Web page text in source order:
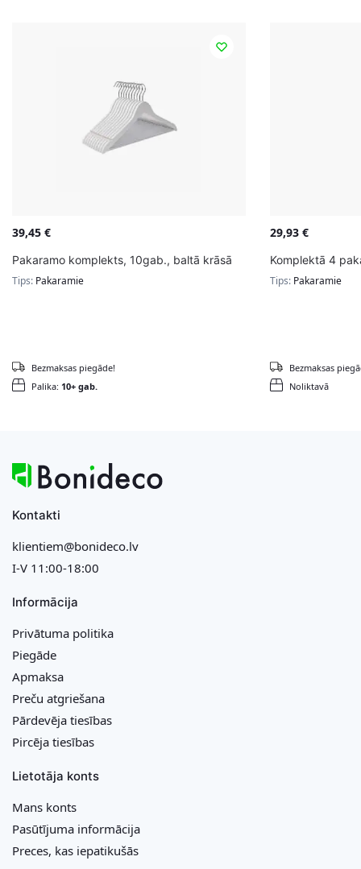
39,45 €
Pakaramo komplekts, 10gab., baltā krāsā
Tips: Pakaramie
Palika: 10+ gab.
Bezmaksas piegāde!
29,93 €
Komplektā 4
Tips: Pakaramie
Noliktavā
Bezmaksas
Kontakti
klientiem@bonideco.lv
I-V 11:00-18:00
Informācija
Privātuma politika
Piegāde
Apmaksa
Preču atgriešana
Pārdevēja tiesības
Pircēja tiesības
Lietotāja konts
Mans konts
Pasūtījuma informācija
Preces, kas iepatikušās